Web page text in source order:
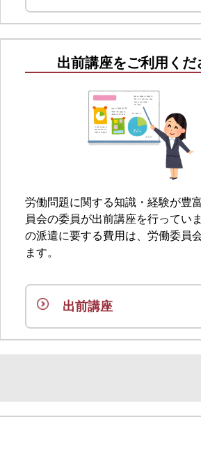
出前講座をご利用くだ
労働問題に関する知識・経験が豊
員会の委員が出前講座を行ってい
の派遣に要する費用は、労働委員
ます。
出前講座